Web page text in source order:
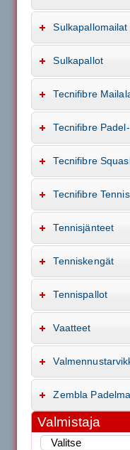
Sulkapallomailat
Sulkapallot
Tecnifibre
Tecnifibre
Tecnifibre
Tecnifibre
Tennisjänteet
Tenniskengät
Tennispallot
Vaatteet
Zembla
Valmistaja